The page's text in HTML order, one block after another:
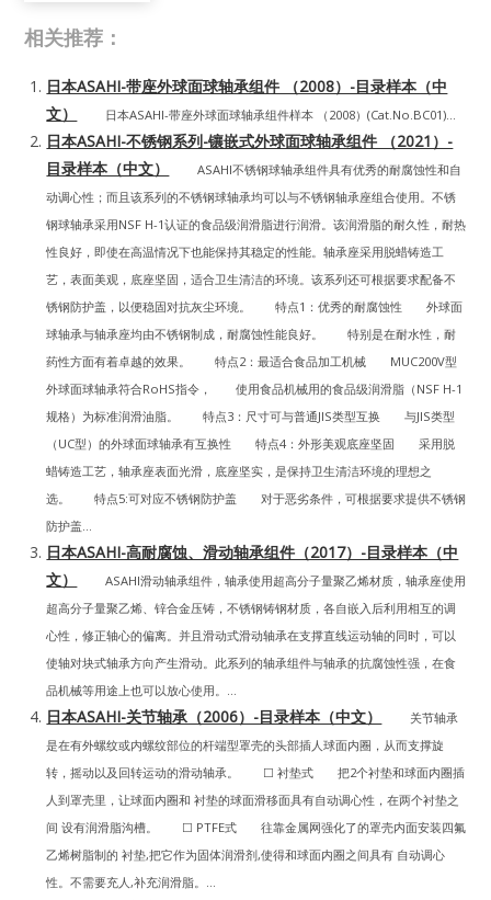
相关推荐：
日本ASAHI-带座外球面球轴承组件 （2008）-目录样本（中
文）
日本ASAHI-带座外球面球轴承组件样本 （2008）(Cat.No.BC01)...
日本ASAHI-不锈钢系列-镶嵌式外球面球轴承组件 （2021）-
目录样本（中文）
ASAHI不锈钢球轴承组件具有优秀的耐腐蚀性和自
动调心性；而且该系列的不锈钢球轴承均可以与不锈钢轴承座组合使用。不锈
钢球轴承采用NSF H-1认证的食品级润滑脂进行润滑。该润滑脂的耐久性，耐热
性良好，即使在高温情况下也能保持其稳定的性能。轴承座采用脱蜡铸造工
艺，表面美观，底座坚固，适合卫生清洁的环境。该系列还可根据要求配备不
锈钢防护盖，以便稳固对抗灰尘环境。 特点1：优秀的耐腐蚀性 外球面
球轴承与轴承座均由不锈钢制成，耐腐蚀性能良好。 特别是在耐水性，耐
药性方面有着卓越的效果。 特点2：最适合食品加工机械 MUC200V型
外球面球轴承符合RoHS指令， 使用食品机械用的食品级润滑脂（NSF H-1
规格）为标准润滑油脂。 特点3：尺寸可与普通JIS类型互换 与JIS类型
（UC型）的外球面球轴承有互换性 特点4：外形美观底座坚固 采用脱
蜡铸造工艺，轴承座表面光滑，底座坚实，是保持卫生清洁环境的理想之
选。 特点5:可对应不锈钢防护盖 对于恶劣条件，可根据要求提供不锈钢
防护盖...
日本ASAHI-高耐腐蚀、滑动轴承组件（2017）-目录样本（中
文）
ASAHI滑动轴承组件，轴承使用超高分子量聚乙烯材质，轴承座使用
超高分子量聚乙烯、锌合金压铸，不锈钢铸钢材质，各自嵌入后利用相互的调
心性，修正轴心的偏离。并且滑动式滑动轴承在支撑直线运动轴的同时，可以
使轴对块式轴承方向产生滑动。此系列的轴承组件与轴承的抗腐蚀性强，在食
品机械等用途上也可以放心使用。...
日本ASAHI-关节轴承（2006）-目录样本（中文）
关节轴承
是在有外螺纹或内螺纹部位的杆端型罩壳的头部插人球面内圈，从而支撑旋
转，摇动以及回转运动的滑动轴承。 ☐ 衬垫式 把2个衬垫和球面内圈插
人到罩壳里，让球面内圈和 衬垫的球面滑移面具有自动调心性，在两个衬垫之
间 设有润滑脂沟槽。 ☐ PTFE式 往靠金属网强化了的罩壳内面安装四氟
乙烯树脂制的 衬垫,把它作为固体润滑剂,使得和球面内圈之间具有 自动调心
性。不需要充人,补充润滑脂。...